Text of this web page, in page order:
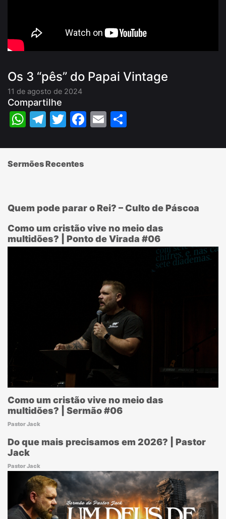
Os 3 “pês” do Papai Vintage
11 de agosto de 2024
Compartilhe
WhatsApp
Telegram
Twitter
Facebook
Email
Sermões Recentes
Quem pode parar o Rei? – Culto de Páscoa
Como um cristão vive no meio das
multidões? | Ponto de Virada #06
Como um cristão vive no meio das
multidões? | Sermão #06
Pastor Jack
Do que mais precisamos em 2026? | Pastor
Jack
Pastor Jack